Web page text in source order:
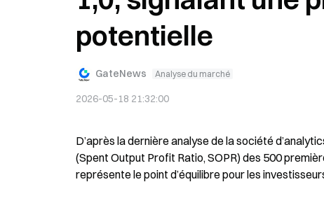
potentielle
GateNews Analyse du marché
2026-05-18 21:32:00
D’après la dernière analyse de la société
(Spent Output Profit Ratio, SOPR) des 500
représente le point d’équilibre pour les